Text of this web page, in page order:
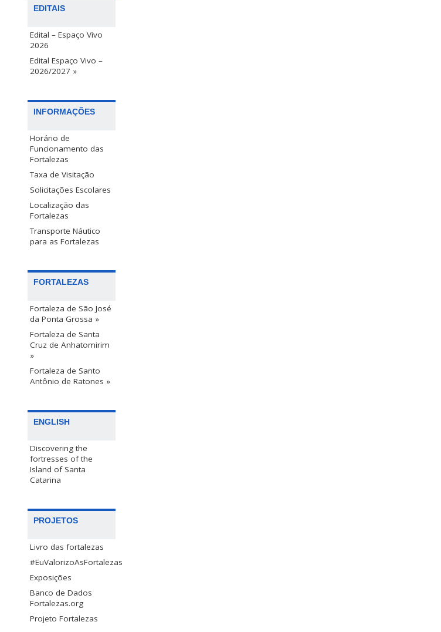
EDITAIS
Edital – Espaço Vivo
2026
Edital Espaço Vivo –
2026/2027 »
INFORMAÇÕES
Horário de
Funcionamento das
Fortalezas
Taxa de Visitação
Solicitações Escolares
Localização das
Fortalezas
Transporte Náutico
para as Fortalezas
FORTALEZAS
Fortaleza de São José
da Ponta Grossa »
Fortaleza de Santa
Cruz de Anhatomirim
»
Fortaleza de Santo
Antônio de Ratones »
ENGLISH
Discovering the
fortresses of the
Island of Santa
Catarina
PROJETOS
Livro das fortalezas
#EuValorizoAsFortalezas
Exposições
Banco de Dados
Fortalezas.org
Projeto Fortalezas